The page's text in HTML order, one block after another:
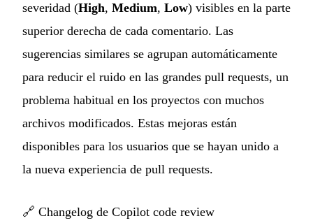
severidad (High, Medium, Low) visibles en la parte
superior derecha de cada comentario. Las
sugerencias similares se agrupan automáticamente
para reducir el ruido en las grandes pull requests, un
problema habitual en los proyectos con muchos
archivos modificados. Estas mejoras están
disponibles para los usuarios que se hayan unido a
la nueva experiencia de pull requests.
🔗 Changelog de Copilot code review